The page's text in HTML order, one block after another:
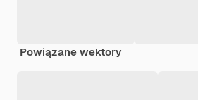
Powiązane wektory